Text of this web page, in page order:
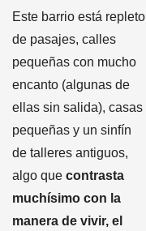
Este barrio está repleto
de pasajes, calles
pequeñas con mucho
encanto (algunas de
ellas sin salida), casas
pequeñas y un sinfín
de talleres antiguos,
algo que contrasta
muchísimo con la
manera de vivir, el